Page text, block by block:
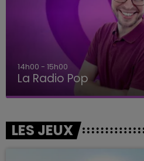
14h00 - 15h00
La Radio Pop
LES JEUX